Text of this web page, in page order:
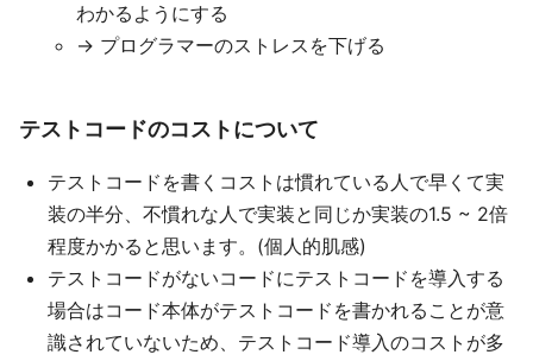
わかるようにする
→ プログラマーのストレスを下げる
テストコードのコストについて
テストコードを書くコストは慣れている人で早くて実
装の半分、不慣れな人で実装と同じか実装の1.5 ~ 2倍
程度かかると思います。(個人的肌感)
テストコードがないコードにテストコードを導入する
場合はコード本体がテストコードを書かれることが意
識されていないため、テストコード導入のコストが多